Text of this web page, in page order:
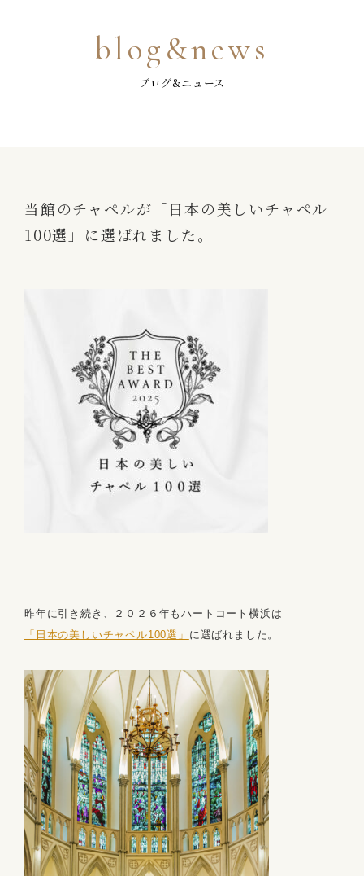
blog&news
ブログ&ニュース
当館のチャペルが「日本の美しいチャペル
100選」に選ばれました。
昨年に引き続き、２０２６年もハートコート横浜は
「日本の美しいチャペル100選」 に選ばれました。